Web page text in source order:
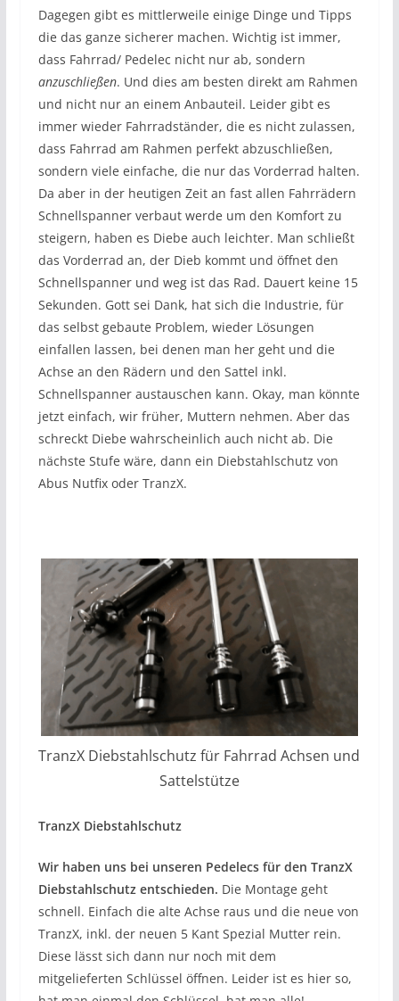
Dagegen gibt es mittlerweile einige Dinge und Tipps
die das ganze sicherer machen. Wichtig ist immer,
dass Fahrrad/ Pedelec nicht nur ab, sondern
anzuschließen. Und dies am besten direkt am Rahmen
und nicht nur an einem Anbauteil. Leider gibt es
immer wieder Fahrradständer, die es nicht zulassen,
dass Fahrrad am Rahmen perfekt abzuschließen,
sondern viele einfache, die nur das Vorderrad halten.
Da aber in der heutigen Zeit an fast allen Fahrrädern
Schnellspanner verbaut werde um den Komfort zu
steigern, haben es Diebe auch leichter. Man schließt
das Vorderrad an, der Dieb kommt und öffnet den
Schnellspanner und weg ist das Rad. Dauert keine 15
Sekunden. Gott sei Dank, hat sich die Industrie, für
das selbst gebaute Problem, wieder Lösungen
einfallen lassen, bei denen man her geht und die
Achse an den Rädern und den Sattel inkl.
Schnellspanner austauschen kann. Okay, man könnte
jetzt einfach, wir früher, Muttern nehmen. Aber das
schreckt Diebe wahrscheinlich auch nicht ab. Die
nächste Stufe wäre, dann ein Diebstahlschutz von
Abus Nutfix oder TranzX.
TranzX Diebstahlschutz für Fahrrad Achsen und
Sattelstütze
TranzX Diebstahlschutz
Wir haben uns bei unseren Pedelecs für den TranzX
Diebstahlschutz entschieden. Die Montage geht
schnell. Einfach die alte Achse raus und die neue von
TranzX, inkl. der neuen 5 Kant Spezial Mutter rein.
Diese lässt sich dann nur noch mit dem
mitgelieferten Schlüssel öffnen. Leider ist es hier so,